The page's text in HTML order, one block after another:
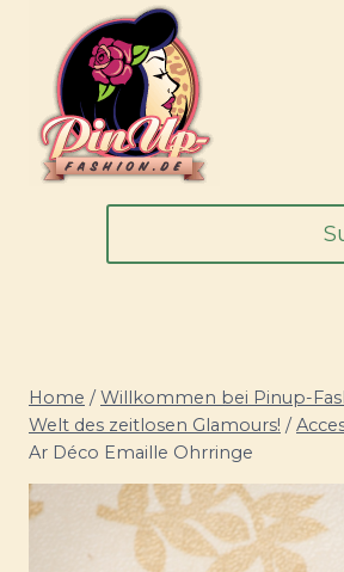
springen
Home / Willkommen bei Pinup-
Welt des zeitlosen Glamours! /
Ar Déco Emaille Ohrringe